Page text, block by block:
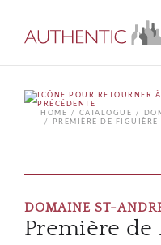
HOME
CATALOGUE
PREMIÈRE DE FIGUIÈRE
DOMAINE ST-
Première de